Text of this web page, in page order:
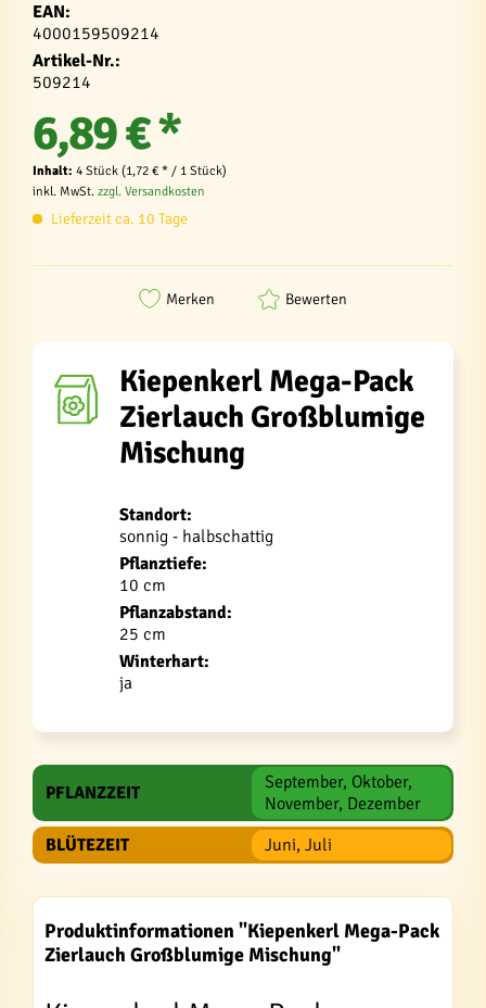
EAN:
4000159509214
Artikel-Nr.:
509214
6,89 € *
Inhalt: 4 Stück (1,72 € * / 1 Stück)
inkl. MwSt. zzgl. Versandkosten
Lieferzeit ca. 10 Tage
Merken Bewerten
Kiepenkerl Mega-Pack
Zierlauch Großblumige
Mischung
Standort:
sonnig - halbschattig
Pflanztiefe:
10 cm
Pflanzabstand:
25 cm
Winterhart:
ja
PFLANZZEIT
September, Oktober,
November, Dezember
BLÜTEZEIT
Juni, Juli
Produktinformationen "Kiepenkerl Mega-Pack
Zierlauch Großblumige Mischung"